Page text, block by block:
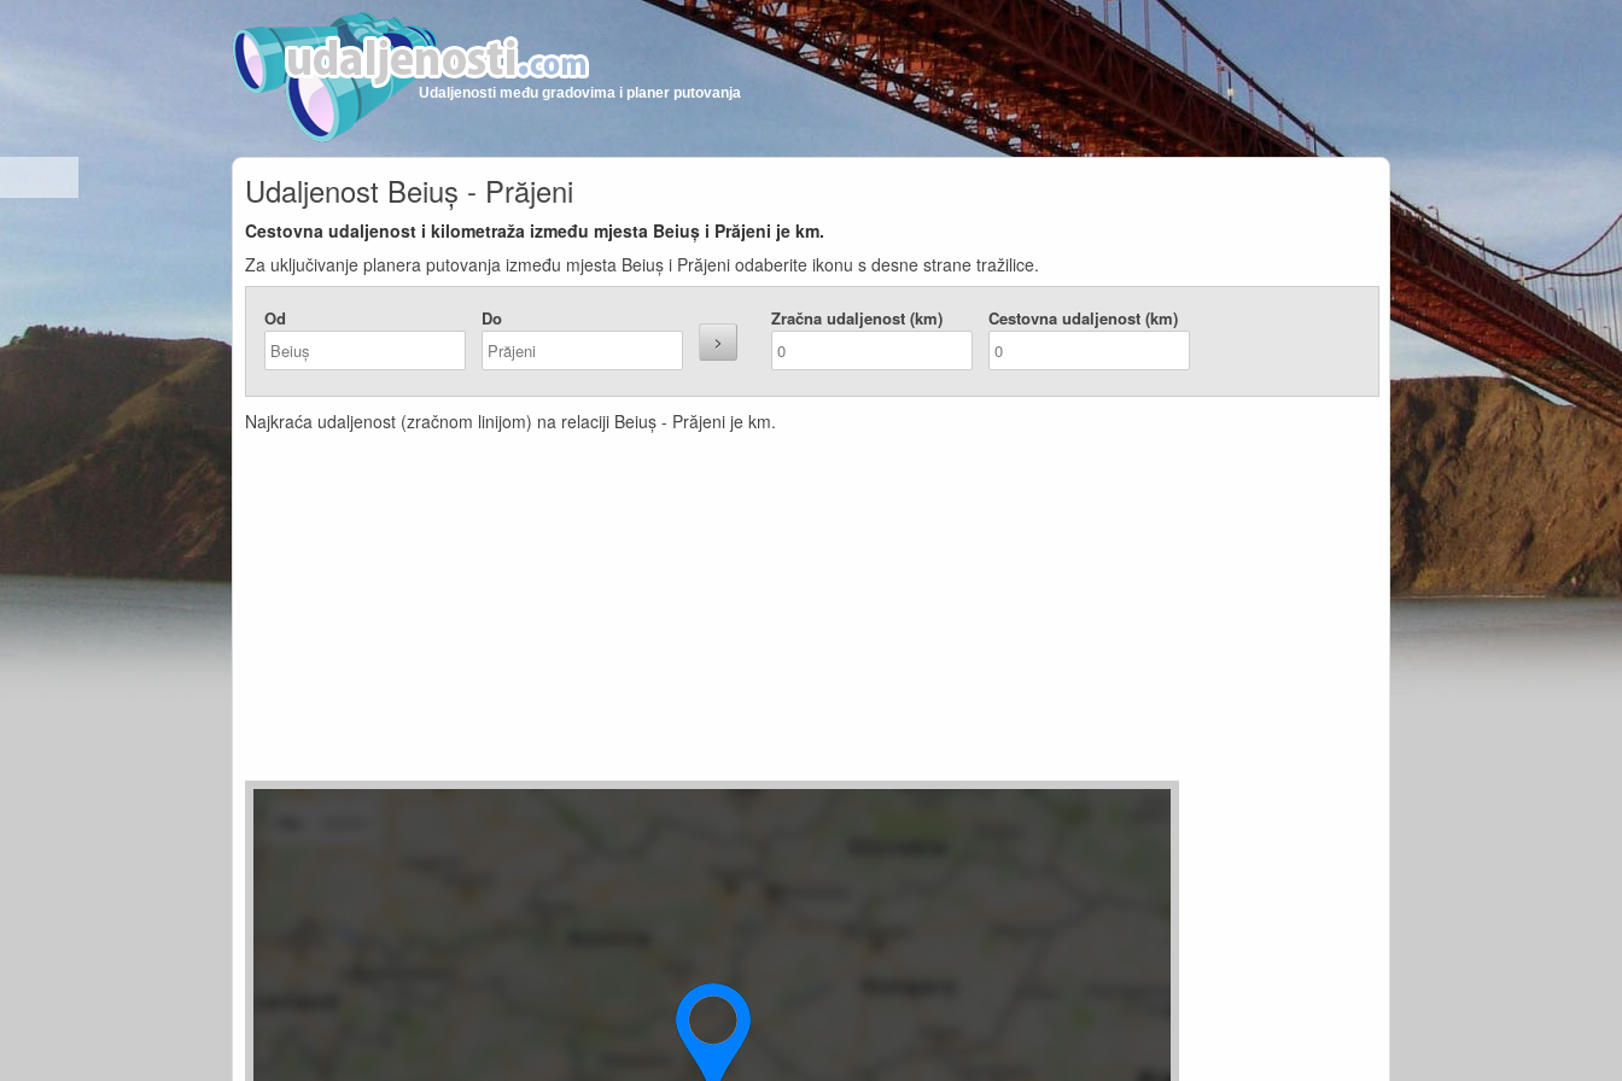
Udaljenosti među gradovima i planer putovanja
Udaljenost Beiuș - Prăjeni
Cestovna udaljenost i kilometraža između mjesta Beiuș i Prăjeni je km.
Za uključivanje planera putovanja između mjesta Beiuș i Prăjeni odaberite ikonu s desne strane tražilice.
Od Do Zračna udaljenost (km) Cestovna udaljenost (km)
Najkraća udaljenost (zračnom linijom) na relaciji Beiuș - Prăjeni je km.